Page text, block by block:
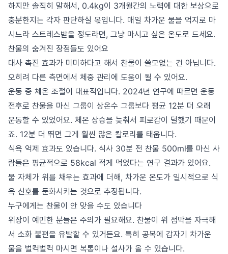
하지만 솔직히 말해서, 0.4kg이 3개월간의 노력에 대한 보상으로
충분한지는 각자 판단하실 몫입니다. 매일 차가운 물을 억지로 마
시느라 스트레스받을 정도라면, 그냥 마시고 싶은 온도로 드세요.
찬물의 숨겨진 장점들도 있어요
대사 촉진 효과가 미미하다고 해서 찬물이 쓸모없는 건 아닙니다.
오히려 다른 측면에서 체중 관리에 도움이 될 수 있어요.
운동 중 체온 조절이 대표적입니다. 2024년 연구에 따르면 운동
전후로 찬물을 마신 그룹이 상온수 그룹보다 평균 12분 더 오래
운동할 수 있었어요. 체온 상승을 늦춰서 피로감이 덜했기 때문이
죠. 12분 더 뛰면 그게 훨씬 많은 칼로리를 태웁니다.
식욕 억제 효과도 있습니다. 식사 30분 전 찬물 500ml를 마신 사
람들은 평균적으로 58kcal 적게 먹었다는 연구 결과가 있어요.
물 자체가 위를 채우는 효과에 더해, 차가운 온도가 일시적으로 식
욕 신호를 둔화시키는 것으로 추정됩니다.
누구에게는 찬물이 안 맞을 수도 있습니다
위장이 예민한 분들은 주의가 필요해요. 찬물이 위 점막을 자극해
서 소화 불편을 유발할 수 있거든요. 특히 공복에 갑자기 차가운
물을 벌컥벌컥 마시면 복통이나 설사가 올 수 있습니다.